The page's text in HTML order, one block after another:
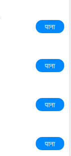
पाना
पाना
पाना
पाना